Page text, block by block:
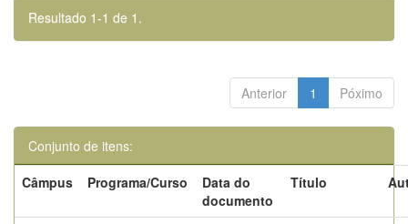
Resultado 1-1 de 1.
Anterior 1 Póximo
Conjunto de itens:
Câmpus
Programa/Curso
Data do
documento
Título